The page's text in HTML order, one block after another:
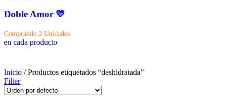
Doble Amor 💛
Comprando 2 Unidades
en cada producto
Inicio / Productos etiquetados “deshidratada”
Filter